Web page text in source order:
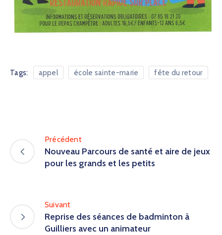
Tags: appel école sainte-marie fête du retour
Précédent
Nouveau Parcours de santé et aire de jeux
pour les grands et les petits
Suivant
Reprise des séances de badminton à
Guilliers avec un animateur